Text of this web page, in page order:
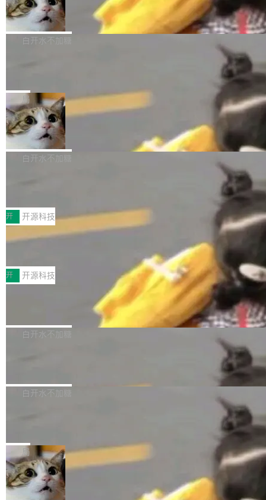
生成与复杂版式组织； 更稳定的图...
untu 用户在用，那用 snap 打包就没什么可纠结
的。 从 deb 到 snap 的迁移路径 hwctl 是 rust-
hwlib 硬件 API 库的一部分，命令行工具负责查
创始人的角色「太累了」。几天后，The Inform
ation 就曝出她将重回 OpenAI，负责递归自我
改进方向的研究。她是 Thinking Machines 过
一在人才争夺战中失血的公司。六月，Google
连失两员大将：Noam Shazeer 去了 Op...
FFmpeg 9.0 发布
FFmpeg 9.0 现已发布，包含多项改进。官方更
新日志列出的 9.0 版本主要更新内容如下： 扩
er HE-AAC 960 解码 (DAB+) transpose_cuda
filter 添加 AMF Frame Rate Converter (vf_frc
_amf) filter SMPTE 2094-50 元数据支持和直
通 ProRes RAW VideoToolbox 硬件加速器 AP
V ...
白开水不加糖
Code 在 X 上发帖：「DeepSeek Flash did 8T
tokens on August 1st. 5T of free usage + 3T
on OpenCode Go.」79.8 万次浏览，连带着 #
DeepSeek一天消耗了8万亿# 上了微博热搜——
注意这是 OpenCode 一家的消耗。 OpenCode
不完。」5T 来自免费额度，3T 来自 Go...
局
NetBSD 11.0 正式发布
NetBSD 11.0 现已正式发布，这是 NetBSD 操
作系统的第十八个主要版本。 自 NetBSD 10.1
ve JH71XX 的设备，例如 VisionFive 2、PINE
64 STAR64，以及 QEMU。 增强了对 POSIX.1
-2024 和 C23 编程接口标准的兼容性。 compat
_linux(8) 增强了对 Linux 系统调用的支持，包
括 epoll（围绕 kqueue 实现）、POSIX 消息队
列、...
白开水不加糖
案
享会在上海举办。鸿蒙生态的全场景智慧营销平
台鲸鸿动能协同华为游戏中心，面向游戏行业开
发者及生态伙伴，系统呈现了平台在游戏领域的
完整能力版图——从IAP高价值用户的全周期经
营、到IAA游戏的“买变一体”正循环、再到联运与
广告协同的全链路经营闭环，以及面向全球市场
的出海增长布局。 华为终端云业务商业化销售负
责人在开场致辞中表示，游戏开发者的核心诉求
已不再是“多一个投放渠道”，而是一套能够持续
高质量游戏...
开 开源科技
技嘉X3D系列再添新成员 B850 AORU
面向AMD Ryzen X3D处理器玩家，技嘉X3D系
列主板阵容迎来新成员——B850 AORUS ELITE
X3D。作为面向主流高性能平台打造的全新主板
产品，B850 AORUS ELITE X3D延续技嘉在X3
D平台优化上的技术积累，旨在为游戏玩家带来
更稳定、更高效的装机选择。 B850 AORUS ELI
式2.0，可根据不同使用场景释放处理器潜力，
开 开源科技
Zadig v5.0 发布：AI 发布专员与 AI 审
我们团队这几天最大的卡点不是 AI 写得不够
好，是 AI 写得太好了。 好到审查排期从两天的
过 1528 名开发者，85% 说 AI 把瓶颈从写代码
白开水不加糖
数据库，有一个图形后端。作为一个原生的 Gra
布，具体更新内容包括： feat(zero)：Zero 现
支持 --security superflag（token=...;whitelist
=...），与 Alpha 版本的格式一致，并据此对其
管理 HTTP 端点进行授权。 <blockquote> <p>
白开水不加糖
块钱的玩意儿——一根小竹签，一个竹筒，一头
系着涂了松香的线。甩起来，竹膜震动，发出“哇
——哇”的蝉鸣声。实物越来越难找了，有开发者
把它做成了 Web 玩具，放在 zhuzhiliao.imsai.c
局
30倍效率升级：解锁医学影像数据要素
价值化的真实路径
完成一例腹部CT影像标注，张医生过去需要约1